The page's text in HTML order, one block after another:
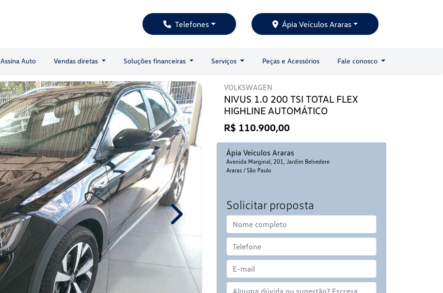
Telefones Ápia Veículos Araras
Assina Auto Vendas diretas Soluções financeiras Serviços Peças e Acessórios Fale conosco
VOLKSWAGEN
NIVUS 1.0 200 TSI TOTAL FLEX
HIGHLINE AUTOMÁTICO
R$ 110.900,00
Ápia Veículos Araras
Avenida Marginal, 201, Jardim Belvedere
Araras / São Paulo
Solicitar proposta
Next